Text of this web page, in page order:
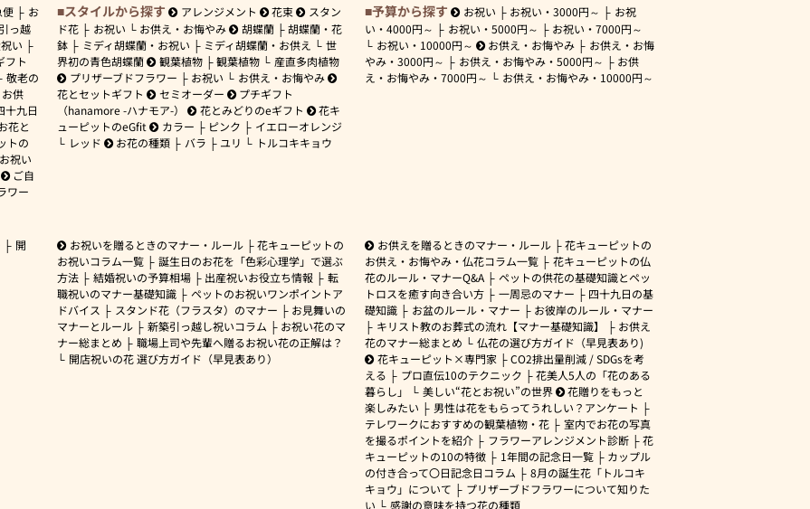
便
お
っ越
い
フト
敬老の
お供
十九日
花と
トの
お祝い
ご自
ワー
スタイルから探す アレンジメント 花束
スタン
ド花
お祝い お供え・お悔やみ 胡蝶蘭
胡蝶蘭・花
鉢
ミディ胡蝶蘭・お祝い ミディ胡蝶蘭・お供え
世
界初の青色胡蝶蘭
観葉植物 観葉植物
産直多肉植物
プリザーブドフラワー
お祝い
お供え・お悔やみ
花とセットギフト
セミオーダー
プチギフト
（hanamore -ハナモア-）
花とみどりのeギフト
花キ
ューピットのeGfit
カラー ピンク
イエローオレンジ
レッド
お花の種類 バラ ユリ トルコキキョウ
予算から探す お祝い お祝い・3000円～
お祝
い・ 4000円～ お祝い・ 5000円～ お祝い・7000円～
お祝い・ 10000円～ お供え・お悔やみ
お供え・お悔
やみ・ 3000円～ お供え・お悔やみ・ 5000円～
お供
え・お悔やみ・ 7000円～ お供え・お悔やみ・ 10000円～
開
お祝いを贈るときのマナー・ルール
花キューピットの
お祝いコラム一覧
誕生日のお花を「色彩心理学」で選ぶ
方法
結婚祝いの予算相場 出産祝いお役立ち情報
転
職祝いのマナー基礎知識
ペットのお祝いワンポイントア
ドバイス
スタンド花（フラスタ）のマナー
お見舞いの
マナーとルール
新築引っ越し祝いコラム
お祝い花のマ
ナー総まとめ
職場上司や先輩へ贈るお祝い花の正解は？
開店祝いの花 選び方ガイド（早見表あり）
お供えを贈るときのマナー・ルール
花キューピットの
お供え・お悔やみ・仏花コラム一覧
花キューピットの仏
花のルール・マナーQ&A
ペットの供花の基礎知識とペッ
トロスを癒す向き合い方
一周忌のマナー
四十九日の基
礎知識
お盆のルール・マナー
お彼岸のルール・マナー
キリスト教のお葬式の流れ【マナー基礎知識】
お供え
花のマナー総まとめ
仏花の選び方ガイド（早見表あり)
花キューピット×専門家
CO2排出量削減 / SDGsを考
える
プロ直伝10のテクニック
花美人5人の「花のある
暮らし」
美しい“花とお祝い”の世界
花贈りをもっと
楽しみたい
男性は花をもらってうれしい？アンケート
テレワークにおすすめの観葉植物・花
室内でお花の写真
を撮るポイントを紹介
フラワーアレンジメント診断
花
キューピットの10の特徴
1年間の記念日一覧
カップル
の付き合って〇日記念日コラム
8月の誕生花「トルコキ
キョウ」について
プリザーブドフラワーについて知りた
い
感謝の意味を持つ花の種類